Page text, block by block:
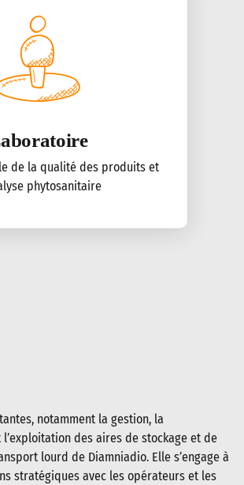
de la qualité des produits et
phytosanitaire
notamment la gestion, la
des aires de stockage et de
lourd de Diamniadio. Elle s’engage à
stratégiques avec les opérateurs et les